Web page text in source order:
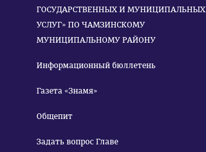
ГОСУДАРСТВЕННЫХ И МУНИЦИПАЛЬНЫХ
УСЛУГ» ПО ЧАМЗИНСКОМУ
МУНИЦИПАЛЬНОМУ РАЙОНУ
Информационный бюллетень
Газета «Знамя»
Общепит
Задать вопрос Главе